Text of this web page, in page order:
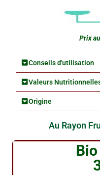
Prix
Conseils d'utilisation
Valeurs
Origine
Au Rayon